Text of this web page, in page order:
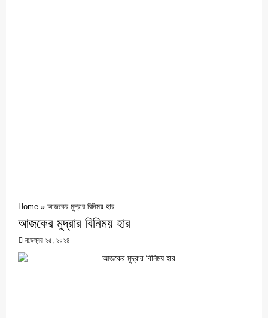
Home » আজকের মুদ্রার বিনিময় হার
আজকের মুদ্রার বিনিময় হার
নভেম্বর ২৫, ২০২৪